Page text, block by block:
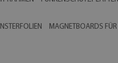
MAGNETBOARDS FÜR